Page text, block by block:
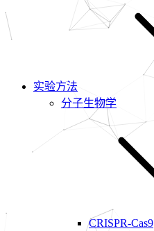
实验方法
分子生物学
CRISPR-Cas9